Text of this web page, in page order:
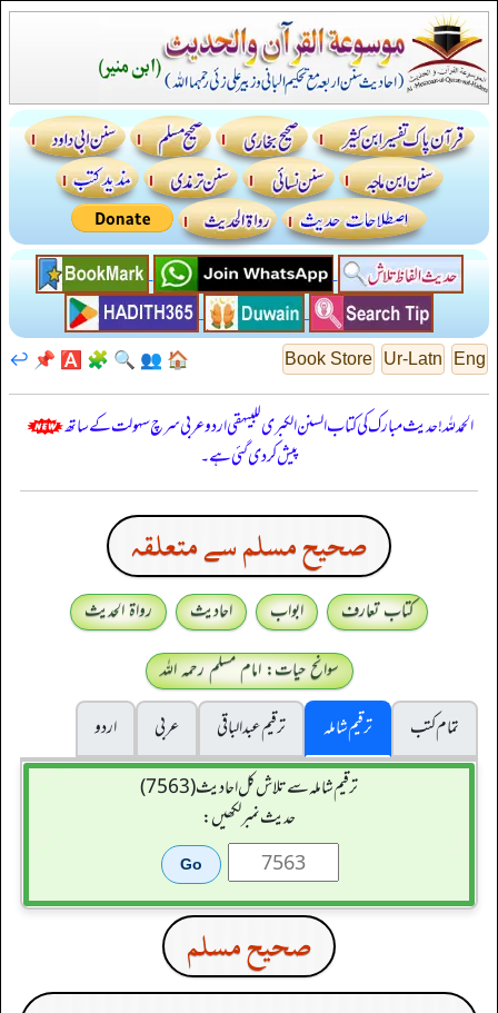
Eng
Ur-Latn
Book Store
🏠
👥
🔍
🧩
🅰️
📌
↩️
الحمدللہ! حدیث مبارک کی کتاب السنن الكبرى للبيهقي اردو عربی سرچ سہولت کے ساتھ
پیش کر دی گئی ہے۔
صحيح مسلم سے متعلقہ
کتاب تعارف ابواب احادیث
رواۃ الحدیث
سوانح حیات: امام مسلم رحمہ اللہ
تمام کتب
ترقیم شاملہ ترقيم عبدالباقی عربی
اردو
ترقیم شاملہ سے تلاش کل احادیث (7563)
حدیث نمبر لکھیں:
صحيح مسلم